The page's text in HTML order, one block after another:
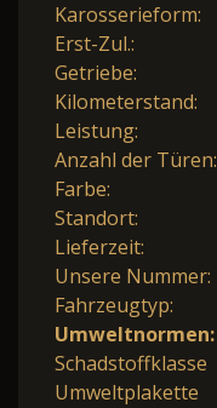
Karosserieform:
Erst-Zul.:
Getriebe:
Kilometerstand:
Leistung:
Anzahl der Türen:
Farbe:
Standort:
Lieferzeit:
Unsere Nummer:
Fahrzeugtyp:
Umweltnormen:
Schadstoffklasse
Umweltplakette